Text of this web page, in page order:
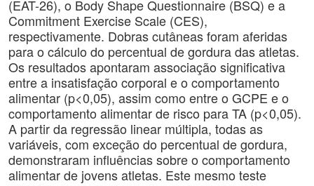
(EAT-26), o Body Shape Questionnaire (BSQ) e a
Commitment Exercise Scale (CES),
respectivamente. Dobras cutâneas foram aferidas
para o cálculo do percentual de gordura das atletas.
Os resultados apontaram associação significativa
entre a insatisfação corporal e o comportamento
alimentar (p<0,05), assim como entre o GCPE e o
comportamento alimentar de risco para TA (p<0,05).
A partir da regressão linear múltipla, todas as
variáveis, com exceção do percentual de gordura,
demonstraram influências sobre o comportamento
alimentar de jovens atletas. Este mesmo teste